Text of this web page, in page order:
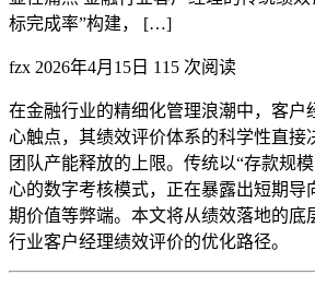
标完成率”构建， […]
fzx 2026年4月15日 115 次阅读
在金融行业的精细化管理浪潮中，客户
心触点，其绩效评价体系的科学性直接
团队产能释放的上限。传统以“存款规
心的数字考核模式，正在暴露出短期导
期价值等弊端。本文将从绩效落地的底
行业客户经理绩效评价的优化路径。